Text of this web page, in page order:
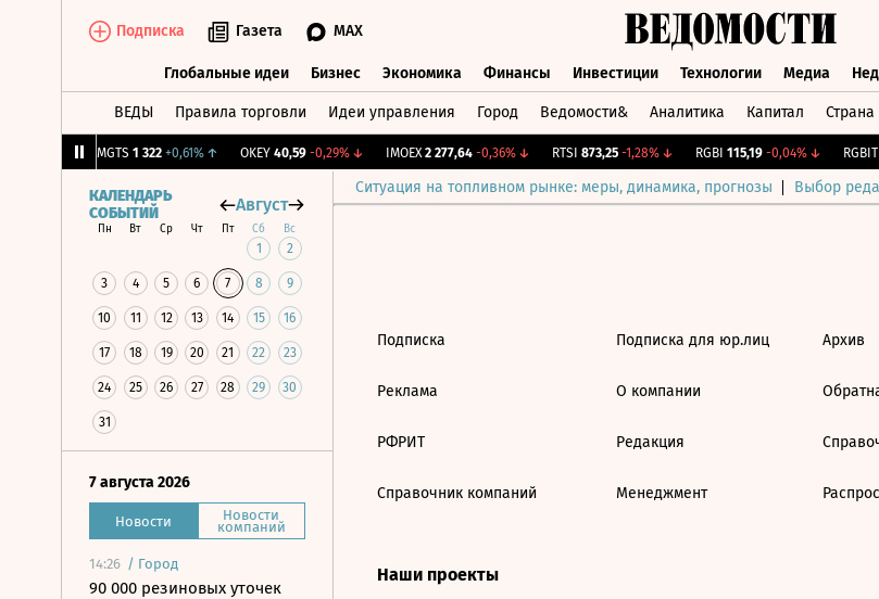
Подписка Газета MAX
Глобальные идеи Бизнес Экономика Финансы Инвестиции Технологии Медиа
ВЕДЫ Правила торговли Идеи управления Город Ведомости& Аналитика Капитал Страна
MGTS 1 322 +0,61%↑ OKEY 40,59 -0,29%↓ IMOEX 2 277,64 -0,36%↓ RTSI 873,25 -1,28%↓ RGBI 115,19 -0,04%↓ RGBITR
Ситуация на топливном рынке: меры, динамика, прогнозы Выбор
КАЛЕНДАРЬ
СОБЫТИЙ
Август
Пн Вт Ср Чт Пт Сб Вс
1 2
3 4 5 6 7 8 9
10 11 12 13 14 15 16
17 18 19 20 21 22 23
24 25 26 27 28 29 30
31
7 августа 2026
Новости Новости
компаний
14:26 / Город
90 000 резиновых уточек
Подписка
Реклама
РФРИТ
Справочник компаний
Подписка для юр.лиц
О компании
Редакция
Менеджмент
Архив
Наши проекты